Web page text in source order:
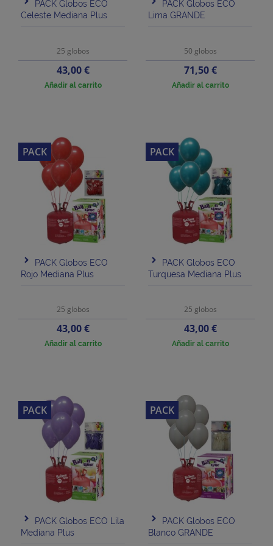
PACK Globos ECO
Celeste Mediana Plus
25 globos
Precio
43,00 €
Añadir al carrito
PACK Globos ECO
Lima GRANDE
50 globos
Precio
71,50 €
Añadir al carrito
PACK Globos ECO
Rojo Mediana Plus
25 globos
Precio
43,00 €
Añadir al carrito
PACK
PACK Globos ECO
Turquesa Mediana Plus
25 globos
Precio
43,00 €
Añadir al carrito
PACK
PACK Globos ECO Lila
Mediana Plus
PACK
PACK Globos ECO
Blanco GRANDE
PACK